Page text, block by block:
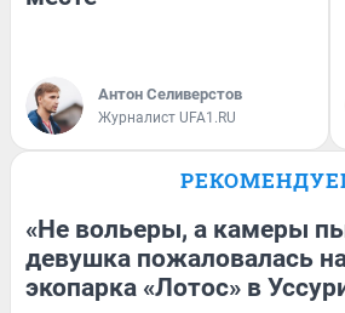
Антон Селиверстов
Журналист UFA1.RU
«Не вольеры, а камеры
девушка пожаловалась
экопарка «Лотос» в